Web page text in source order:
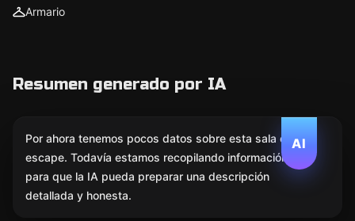
Armario
Resumen generado por IA
AI
Por ahora tenemos pocos datos sobre esta sala de
escape. Todavía estamos recopilando información
para que la IA pueda preparar una descripción
detallada y honesta.